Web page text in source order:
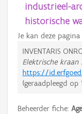
industrieel-
historische
Je kan deze
INVENTARIS
Elektrische kraan
https://
(geraadpleegd op
Beheerder fiche: